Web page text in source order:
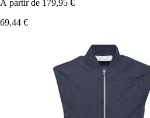
À partir de 179,95 €
69,44 €